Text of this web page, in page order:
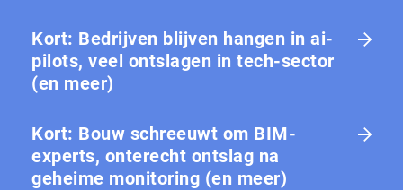
Kort: Bedrijven blijven hangen in ai-
pilots, veel ontslagen in tech-sector
(en meer)
Kort: Bouw schreeuwt om BIM-
experts, onterecht ontslag na
geheime monitoring (en meer)